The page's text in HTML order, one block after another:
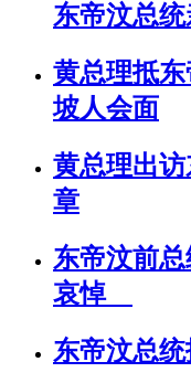
东帝汶总
黄总理抵
坡人会面
黄总理出
章
东帝汶前
哀悼
东帝汶总